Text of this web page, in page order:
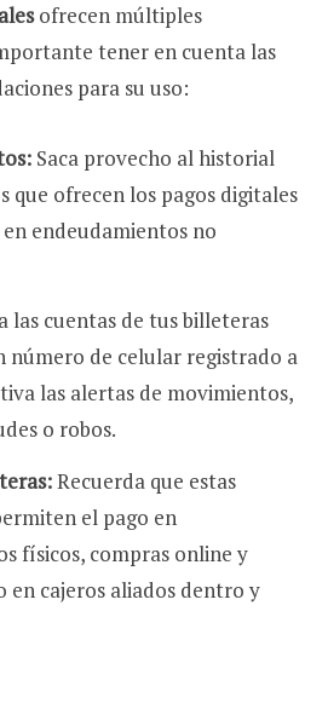
ofrecen múltiples
tener en cuenta las
para su uso:
Saca provecho al historial
que ofrecen los pagos digitales
endeudamientos no
las cuentas de tus billeteras
número de celular registrado a
las alertas de movimientos,
o robos.
Recuerda que estas
el pago en
físicos, compras online y
en cajeros aliados dentro y